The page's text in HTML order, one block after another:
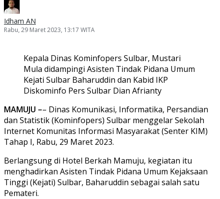
Idham AN
Rabu, 29 Maret 2023, 13:17 WITA
Kepala Dinas Kominfopers Sulbar, Mustari
Mula didampingi Asisten Tindak Pidana Umum
Kejati Sulbar Baharuddin dan Kabid IKP
Diskominfo Pers Sulbar Dian Afrianty
MAMUJU –– Dinas Komunikasi, Informatika, Persandian
dan Statistik (Kominfopers) Sulbar menggelar Sekolah
Internet Komunitas Informasi Masyarakat (Senter KIM)
Tahap I, Rabu, 29 Maret 2023.
Berlangsung di Hotel Berkah Mamuju, kegiatan itu
menghadirkan Asisten Tindak Pidana Umum Kejaksaan
Tinggi (Kejati) Sulbar, Baharuddin sebagai salah satu
Pemateri.